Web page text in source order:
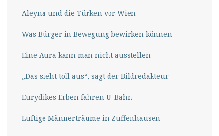
Aleyna und die Türken vor Wien
Was Bürger in Bewegung bewirken können
Eine Aura kann man nicht ausstellen
„Das sieht toll aus“, sagt der Bildredakteur
Eurydikes Erben fahren U-Bahn
Luftige Männerträume in Zuffenhausen